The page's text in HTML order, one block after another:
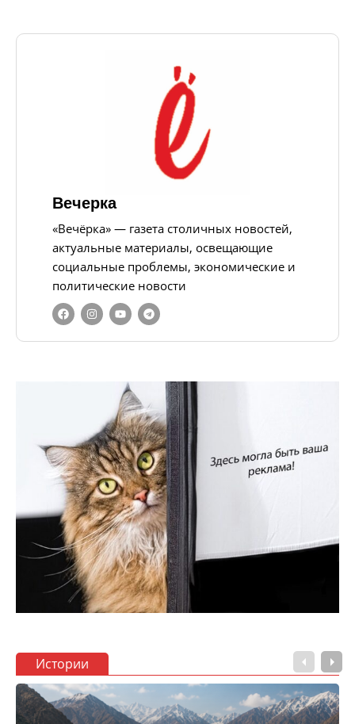
Вечерка
«Вечёрка» — газета столичных новостей,
актуальные материалы, освещающие
социальные проблемы, экономические и
политические новости
Истории